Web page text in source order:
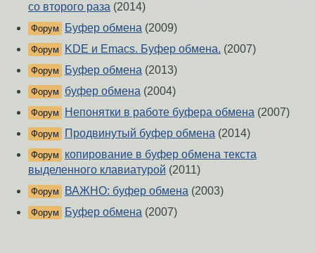
со второго раза (2014)
Форум Буфер обмена (2009)
Форум KDE и Emacs. Буфер обмена. (2007)
Форум Буфер обмена (2013)
Форум буфер обмена (2004)
Форум Непонятки в работе буфера обмена (2007)
Форум Продвинутый буфер обмена (2014)
Форум
копирование в буфер обмена текста
выделенного клавиатурой (2011)
Форум ВАЖНО: буфер обмена (2003)
Форум Буфер обмена (2007)